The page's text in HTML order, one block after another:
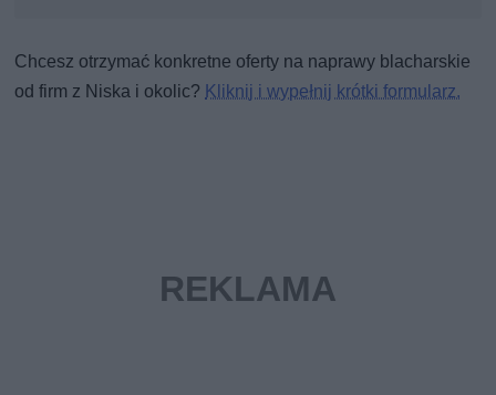
Chcesz otrzymać konkretne oferty na naprawy blacharskie
od firm z Niska i okolic? Kliknij i wypełnij krótki formularz.